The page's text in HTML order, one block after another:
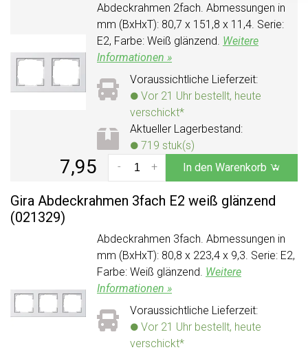
Abdeckrahmen 2fach. Abmessungen in
mm (BxHxT): 80,7 x 151,8 x 11,4. Serie:
E2, Farbe: Weiß glänzend. Weitere
Informationen »
Voraussichtliche Lieferzeit:
Vor 21 Uhr bestellt, heute
verschickt*
Aktueller Lagerbestand:
719 stuk(s)
7,95 +
- In den Warenkorb
Gira Abdeckrahmen 3fach E2 weiß glänzend
(021329)
Abdeckrahmen 3fach. Abmessungen in
mm (BxHxT): 80,8 x 223,4 x 9,3. Serie: E2,
Farbe: Weiß glänzend. Weitere
Informationen »
Voraussichtliche Lieferzeit:
Vor 21 Uhr bestellt, heute
verschickt*